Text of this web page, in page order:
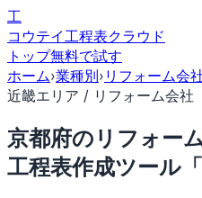
工
コウテイ工程表クラウド
トップ無料で試す
ホーム›業種別› リフォーム会
近畿エリア / リフォーム会社
京都府のリフォー
工程表作成ツール